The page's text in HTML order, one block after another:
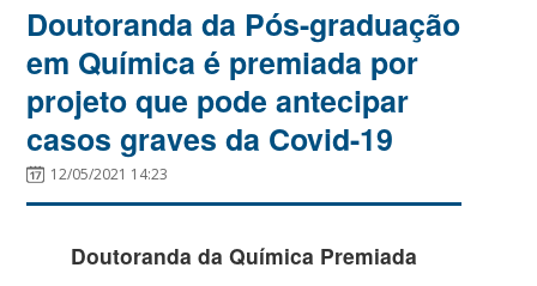
Doutoranda da Pós-graduação
em Química é premiada por
projeto que pode antecipar
casos graves da Covid-19
12/05/2021 14:23
Doutoranda da Química Premiada